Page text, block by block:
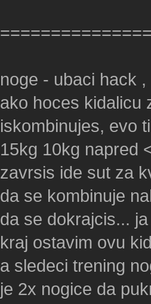
noge - ubaci hack
ako hoces kidalicu
iskombinujes, evo
15kg 10kg napred
zavrsis ide sut za
da se kombinuje
da se dokrajcis...
kraj ostavim ovu
a sledeci trening
je 2x nogice da